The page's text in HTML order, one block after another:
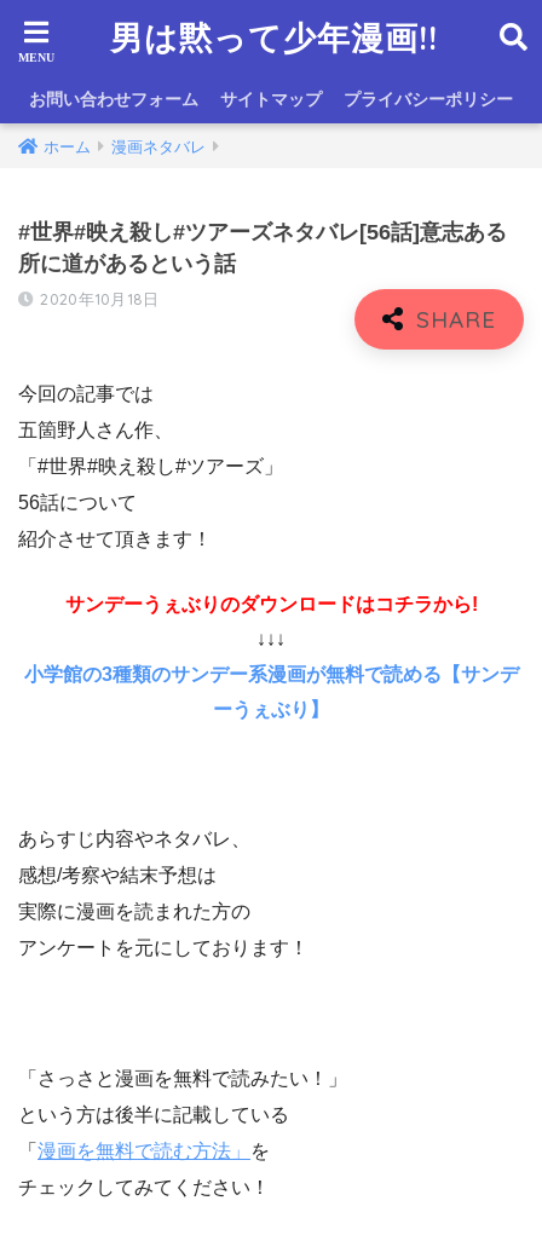
男は黙って少年漫画!!
お問い合わせフォーム サイトマップ プライバシーポリシー
ホーム 漫画ネタバレ
#世界#映え殺し#ツアーズネタバレ[56話]意志ある
所に道があるという話
2020年10月18日
今回の記事では
五箇野人さん作、
「#世界#映え殺し#ツアーズ」
56話について
紹介させて頂きます！
サンデーうぇぶりのダウンロードはコチラから!
↓↓↓
小学館の3種類のサンデー系漫画が無料で読める【サンデ
ーうぇぶり】
あらすじ内容やネタバレ、
感想/考察や結末予想は
実際に漫画を読まれた方の
アンケートを元にしております！
「さっさと漫画を無料で読みたい！」
という方は後半に記載している
「 漫画を無料で読む方法」
を
チェックしてみてください！